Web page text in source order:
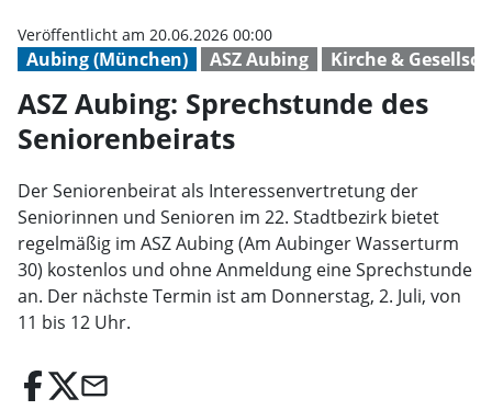
Aubing (München) ASZ Aubing Kirche &
Veröffentlicht am 20.06.2026 00:00
ASZ Aubing: Sprechstunde des
Seniorenbeirats
Der Seniorenbeirat als Interessenvertretung der
Seniorinnen und Senioren im 22. Stadtbezirk bietet
regelmäßig im ASZ Aubing (Am Aubinger Wasserturm
30) kostenlos und ohne Anmeldung eine Sprechstunde
an. Der nächste Termin ist am Donnerstag, 2. Juli, von
11 bis 12 Uhr.
email